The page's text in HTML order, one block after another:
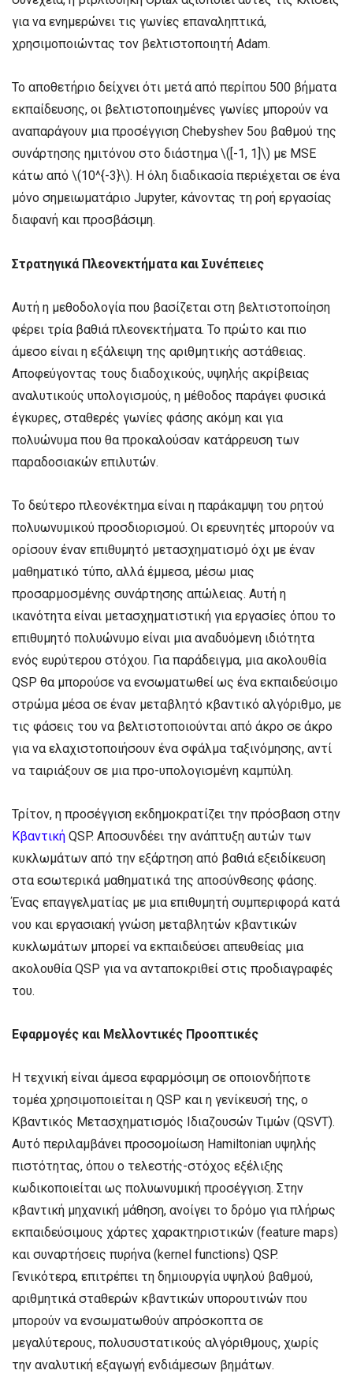
για να ενημερώνει τις γωνίες επαναληπτικά,
χρησιμοποιώντας τον βελτιστοποιητή Adam.
Το αποθετήριο δείχνει ότι μετά από περίπου 500 βήματα
εκπαίδευσης, οι βελτιστοποιημένες γωνίες μπορούν να
αναπαράγουν μια προσέγγιση Chebyshev 5ου βαθμού της
συνάρτησης ημιτόνου στο διάστημα \([-1, 1]\) με MSE
κάτω από \(10^{-3}\). Η όλη διαδικασία περιέχεται σε ένα
μόνο σημειωματάριο Jupyter, κάνοντας τη ροή εργασίας
διαφανή και προσβάσιμη.
Στρατηγικά Πλεονεκτήματα και Συνέπειες
Αυτή η μεθοδολογία που βασίζεται στη βελτιστοποίηση
φέρει τρία βαθιά πλεονεκτήματα. Το πρώτο και πιο
άμεσο είναι η εξάλειψη της αριθμητικής αστάθειας.
Αποφεύγοντας τους διαδοχικούς, υψηλής ακρίβειας
αναλυτικούς υπολογισμούς, η μέθοδος παράγει φυσικά
έγκυρες, σταθερές γωνίες φάσης ακόμη και για
πολυώνυμα που θα προκαλούσαν κατάρρευση των
παραδοσιακών επιλυτών.
Το δεύτερο πλεονέκτημα είναι η παράκαμψη του ρητού
πολυωνυμικού προσδιορισμού. Οι ερευνητές μπορούν να
ορίσουν έναν επιθυμητό μετασχηματισμό όχι με έναν
μαθηματικό τύπο, αλλά έμμεσα, μέσω μιας
προσαρμοσμένης συνάρτησης απώλειας. Αυτή η
ικανότητα είναι μετασχηματιστική για εργασίες όπου το
επιθυμητό πολυώνυμο είναι μια αναδυόμενη ιδιότητα
ενός ευρύτερου στόχου. Για παράδειγμα, μια ακολουθία
QSP θα μπορούσε να ενσωματωθεί ως ένα εκπαιδεύσιμο
στρώμα μέσα σε έναν μεταβλητό κβαντικό αλγόριθμο, με
τις φάσεις του να βελτιστοποιούνται από άκρο σε άκρο
για να ελαχιστοποιήσουν ένα σφάλμα ταξινόμησης, αντί
να ταιριάξουν σε μια προ-υπολογισμένη καμπύλη.
Τρίτον, η προσέγγιση εκδημοκρατίζει την πρόσβαση στην
Κβαντική QSP. Αποσυνδέει την ανάπτυξη αυτών των
κυκλωμάτων από την εξάρτηση από βαθιά εξειδίκευση
στα εσωτερικά μαθηματικά της αποσύνθεσης φάσης.
Ένας επαγγελματίας με μια επιθυμητή συμπεριφορά κατά
νου και εργασιακή γνώση μεταβλητών κβαντικών
κυκλωμάτων μπορεί να εκπαιδεύσει απευθείας μια
ακολουθία QSP για να ανταποκριθεί στις προδιαγραφές
του.
Εφαρμογές και Μελλοντικές Προοπτικές
Η τεχνική είναι άμεσα εφαρμόσιμη σε οποιονδήποτε
τομέα χρησιμοποιείται η QSP και η γενίκευσή της, ο
Κβαντικός Μετασχηματισμός Ιδιαζουσών Τιμών (QSVT).
Αυτό περιλαμβάνει προσομοίωση Hamiltonian υψηλής
πιστότητας, όπου ο τελεστής-στόχος εξέλιξης
κωδικοποιείται ως πολυωνυμική προσέγγιση. Στην
κβαντική μηχανική μάθηση, ανοίγει το δρόμο για πλήρως
εκπαιδεύσιμους χάρτες χαρακτηριστικών (feature maps)
και συναρτήσεις πυρήνα (kernel functions) QSP.
Γενικότερα, επιτρέπει τη δημιουργία υψηλού βαθμού,
αριθμητικά σταθερών κβαντικών υπορουτινών που
μπορούν να ενσωματωθούν απρόσκοπτα σε
μεγαλύτερους, πολυσυστατικούς αλγόριθμους, χωρίς
την αναλυτική εξαγωγή ενδιάμεσων βημάτων.